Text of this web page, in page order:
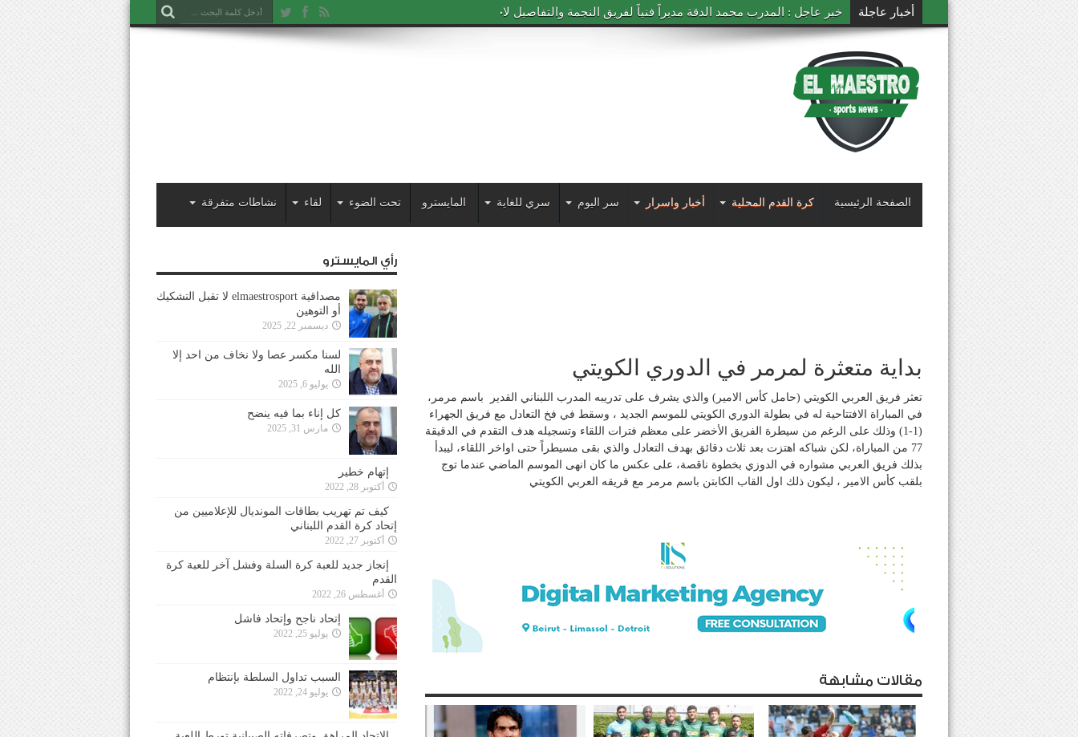
أخبار عاجلة خبر عاجل : المدرب محمد الدقة مديراً فنياً لفريق النجمة والتفاصيل لاحقاً
الصفحة الرئيسية كرة القدم المحلية أخبار واسرار سر اليوم سري للغاية المايسترو تحت الضوء لقاء نشاطات متفرقة
بداية متعثرة لمرمر في الدوري الكويتي
تعثر فريق العربي الكويتي (حامل كأس الامير) والذي يشرف على تدريبه المدرب اللبناني القدير باسم مرمر،
في المباراة الافتتاحية له في بطولة الدوري الكويتي للموسم الجديد ، وسقط في فخ التعادل مع فريق الجهراء
(1-1) وذلك على الرغم من سيطرة الفريق الأخضر على معظم فترات اللقاء وتسجيله هدف التقدم في الدقيقة
77 من المباراة، لكن شباكه اهتزت بعد ثلاث دقائق بهدف التعادل والذي بقى مسيطراً حتى اواخر اللقاء، ليبدأ
بذلك فريق العربي مشواره في الدوزي بخطوة ناقصة، على عكس ما كان انهى الموسم الماضي عندما توج
بلقب كأس الامير ، ليكون ذلك اول القاب الكابتن باسم مرمر مع فريقه العربي الكويتي
مقالات مشابهة
رأي المايسترو
مصداقية elmaestrosport لا تقبل التشكيك
أو التوهين
ديسمبر 22, 2025
لسنا مكسر عصا ولا نخاف من احد إلا
الله
يوليو 6, 2025
كل إناء بما فيه ينضح
مارس 31, 2025
إتهام خطير
أكتوبر 28, 2022
كيف تم تهريب بطاقات المونديال للإعلاميين من
إتحاد كرة القدم اللبناني
أكتوبر 27, 2022
إنجاز جديد للعبة كرة السلة وفشل آخر للعبة كرة
القدم
أغسطس 26, 2022
إتحاد ناجح وإتحاد فاشل
يوليو 25, 2022
السبب تداول السلطة بإنتظام
يوليو 24, 2022